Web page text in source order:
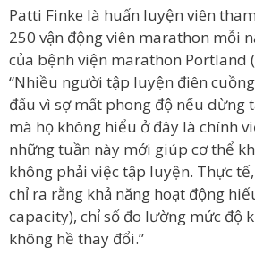
Patti Finke là huấn luyện viên
250 vận động viên marathon mỗi
của bệnh viện marathon Portland
“Nhiều người tập luyện điên
đấu vì sợ mất phong độ nếu dừng
mà họ không hiểu ở đây là chính
những tuần này mới giúp cơ thể
không phải việc tập luyện. Thực
chỉ ra rằng khả năng hoạt động
capacity), chỉ số đo lường mức độ
không hề thay đổi.”